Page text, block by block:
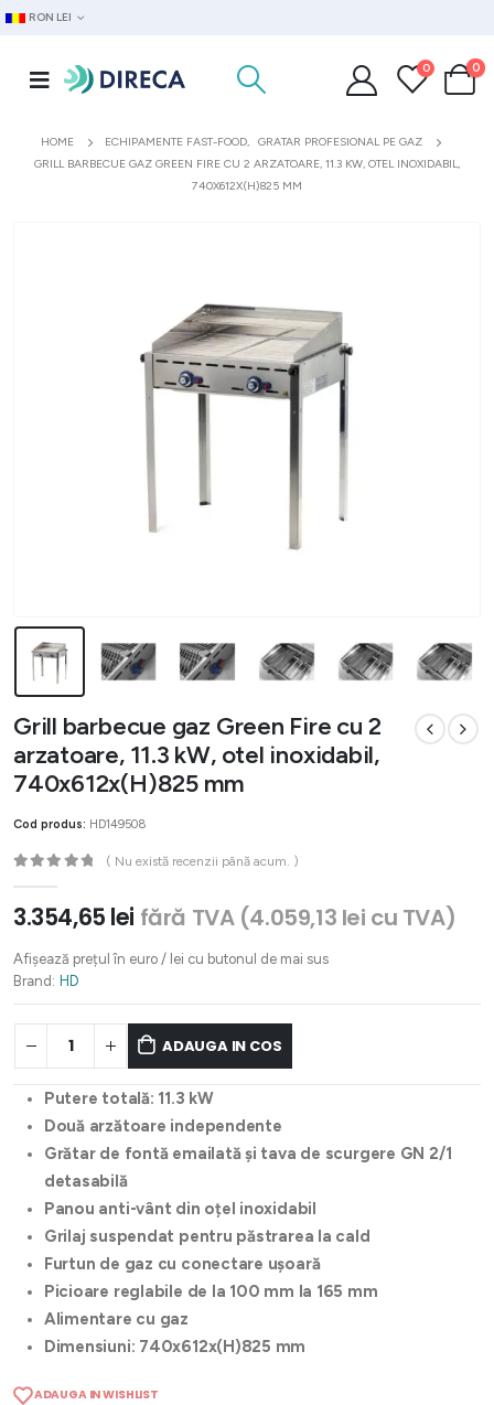
RON LEI
0 0
HOME ECHIPAMENTE FAST-FOOD,
GRATAR PROFESIONAL PE GAZ
GRILL BARBECUE GAZ GREEN FIRE CU 2 ARZATOARE, 11.3 KW, OTEL INOXIDABIL,
740X612X(H)825 MM
Grill barbecue gaz Green Fire cu 2
arzatoare, 11.3 kW, otel inoxidabil,
740x612x(H)825 mm
Cod produs: HD149508
( Nu există recenzii până acum. )
3.354,65 lei fără TVA (4.059,13 lei cu TVA)
Afișează prețul în euro / lei cu butonul de mai sus
Brand: HD
ADAUGA IN COS
Putere totală: 11.3 kW
Două arzătoare independente
Grătar de fontă emailată și tava de scurgere GN 2/1
detasabilă
Panou anti-vânt din oțel inoxidabil
Grilaj suspendat pentru păstrarea la cald
Furtun de gaz cu conectare ușoară
Picioare reglabile de la 100 mm la 165 mm
Alimentare cu gaz
Dimensiuni: 740x612x(H)825 mm
ADAUGA IN WISHLIST